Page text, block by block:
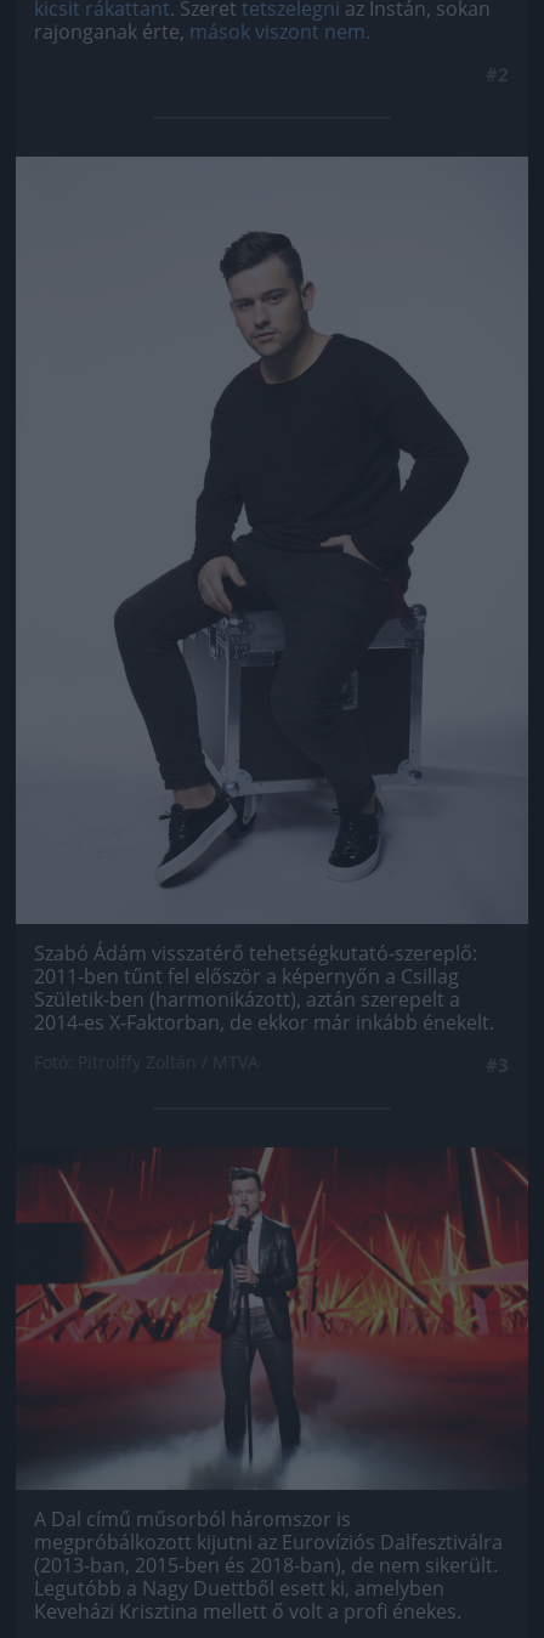
kicsit rákattant. Szeret tetszelegni az Instán, sokan
rajonganak érte, mások viszont nem.
Szabó Ádám visszatérő tehetségkutató-szereplő:
2011-ben tűnt fel először a képernyőn a Csillag
Születik-ben (harmonikázott), aztán szerepelt a
2014-es X-Faktorban, de ekkor már inkább énekelt.
Jön még kép!
A Dal című műsorból háromszor is
megpróbálkozott kijutni az Eurovíziós Dalfesztiválra
(2013-ban, 2015-ben és 2018-ban), de nem sikerült.
Legutóbb a Nagy Duettből esett ki, amelyben
Keveházi Krisztina mellett ő volt a profi énekes.